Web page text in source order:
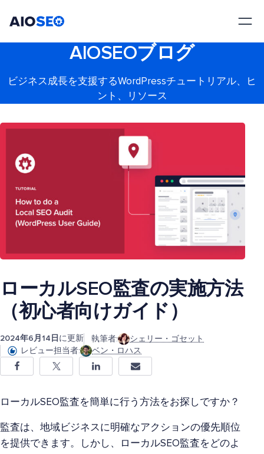
AIOSEOブログ
ビジネス成長を支援するWordPressチュートリアル、ヒ
ント、リソース
ローカルSEO監査の実施方法
（初心者向けガイド）
2024年6月14日 に更新 執筆者:
シェリー・ゴセット
レビュー担当者:
ベン・ロハス
ローカルSEO監査を簡単に行う方法をお探しですか？
監査は、地域ビジネスに明確なアクションの優先順位
を提供できます。しかし、ローカルSEO監査をどのよ